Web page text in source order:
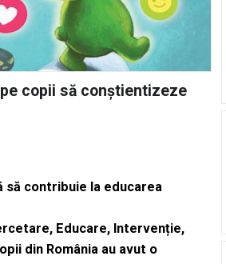
copii să conștientizeze
să contribuie la educarea
Educare, Intervenție,
din România au avut o